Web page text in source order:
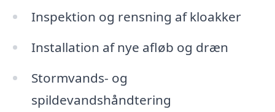
Inspektion og rensning af kloakker
Installation af nye afløb og dræn
Stormvands- og
spildevandshåndtering